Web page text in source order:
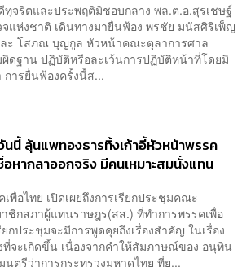
จริตและประพฤติมิชอบกลาง พล.ต.อ.สุรเชษฐ์
แห่งชาติ เดินทางมายื่นฟ้อง พรชัย มนัสศิริเพ็ญ
ะ โสภณ บุญกูล หัวหน้าคณะตุลาการศาล
ผิดฐาน ปฏิบัติหรือละเว้นการปฏิบัติหน้าที่โดยมิ
ารยื่นฟ้องครั้งนี้ส...
นนี้ ลุ้นแพทองธารทิ้งเก้าอี้หัวหน้าพรรค
หากลาออกจริง มีคนเหมาะสมนั่งแทน
อไทย เปิดเผยถึงการเรียกประชุมคณะ
ชิกสภาผู้แทนราษฎร(สส.) ที่ทำการพรรคเพื่อ
กประชุมจะมีการพูดคุยถึงเรื่องสำคัญ ในเรื่อง
ที่จะเกิดขึ้น เนื่องจากคำให้สัมภาษณ์ของ อนุทิน
ตรีว่าการกระทรวงมหาดไทย ที่ย...